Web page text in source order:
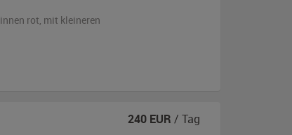
innen rot, mit kleineren
240 EUR / Tag